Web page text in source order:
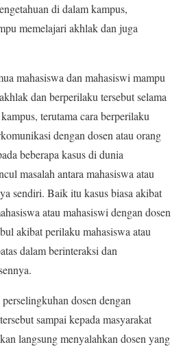
di dalam kampus,
memelajari akhlak dan juga
dan mahasiswi mampu
dan berperilaku tersebut selama
terutama cara berperilaku
dengan dosen atau orang
beberapa kasus di dunia
masalah antara mahasiswa atau
sendiri. Baik itu kasus biasa akibat
atau mahasiswi dengan dosen
akibat perilaku mahasiswa atau
dalam berinteraksi dan
dosen dengan
sampai kepada masyarakat
langsung menyalahkan dosen yang